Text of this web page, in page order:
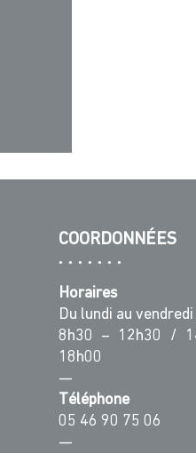
COORDONNÉES
Horaires
Du lundi au vendredi
8h30 – 12h30 /
18h00
—
Téléphone
05 46 90 75 06
—